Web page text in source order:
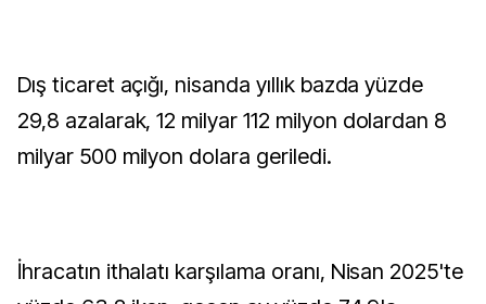
Dış ticaret açığı, nisanda yıllık bazda yüzde
29,8 azalarak, 12 milyar 112 milyon dolardan 8
milyar 500 milyon dolara geriledi.
İhracatın ithalatı karşılama oranı, Nisan 2025'te